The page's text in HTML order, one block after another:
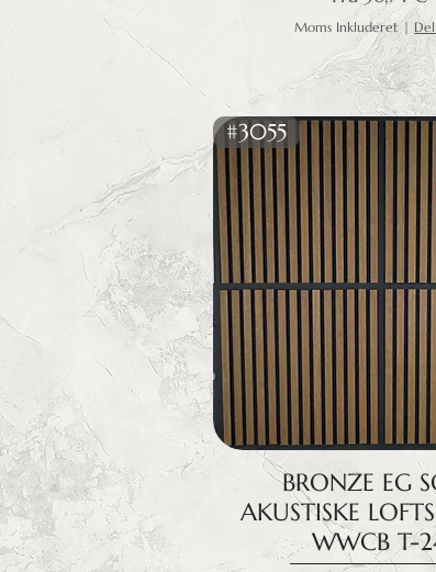
Moms Inkluderet |
#3055
BRONZE EG
AKUSTISKE
WWCB T-